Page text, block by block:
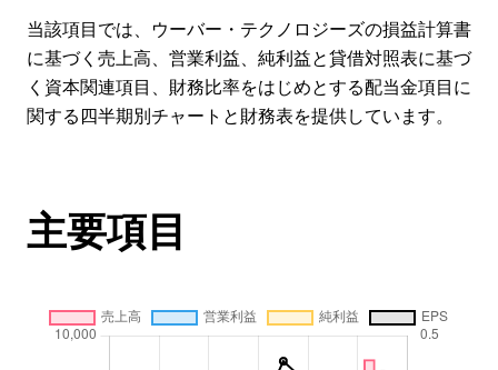
当該項目では、ウーバー・テクノロジーズの損益計算書
に基づく売上高、営業利益、純利益と貸借対照表に基づ
く資本関連項目、財務比率をはじめとする配当金項目に
関する四半期別チャートと財務表を提供しています。
主要項目